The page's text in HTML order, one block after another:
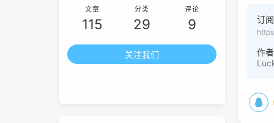
订
作者
文章
115
分类
29
评论
9
关注我们